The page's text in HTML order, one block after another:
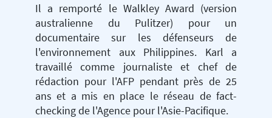
Il a remporté le Walkley Award (version
australienne du Pulitzer) pour un
documentaire sur les défenseurs de
l'environnement aux Philippines. Karl a
travaillé comme journaliste et chef de
rédaction pour l'AFP pendant près de 25
ans et a mis en place le réseau de fact-
checking de l'Agence pour l'Asie-Pacifique.